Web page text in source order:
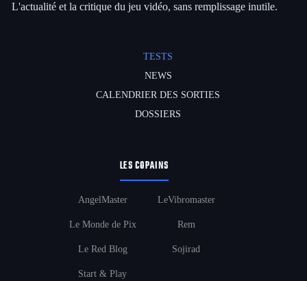
L'actualité et la critique du jeu vidéo, sans remplissage inutile.
TESTS
NEWS
CALENDRIER DES SORTIES
DOSSIERS
LES COPAINS
AngelMaster
Le Monde de Pix
Le Red Blog
Start & Play
LeVibromaster
Rem
Sojirad